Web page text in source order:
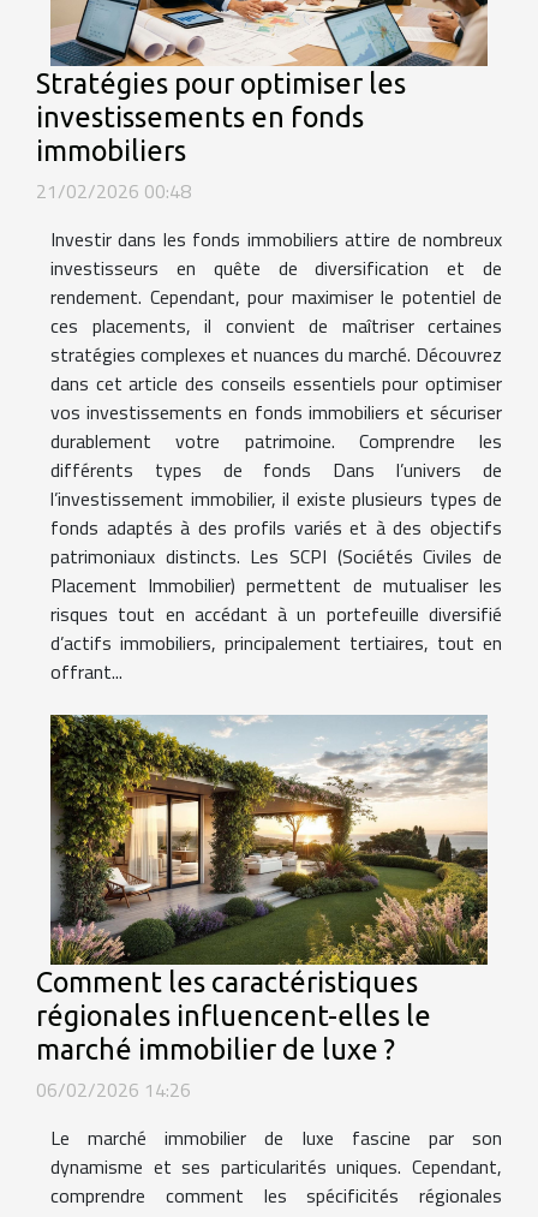
Stratégies pour optimiser les
investissements en fonds
immobiliers
21/02/2026 00:48
Investir dans les fonds immobiliers attire de nombreux
investisseurs en quête de diversification et de
rendement. Cependant, pour maximiser le potentiel de
ces placements, il convient de maîtriser certaines
stratégies complexes et nuances du marché. Découvrez
dans cet article des conseils essentiels pour optimiser
vos investissements en fonds immobiliers et sécuriser
durablement votre patrimoine. Comprendre les
différents types de fonds Dans l’univers de
l’investissement immobilier, il existe plusieurs types de
fonds adaptés à des profils variés et à des objectifs
patrimoniaux distincts. Les SCPI (Sociétés Civiles de
Placement Immobilier) permettent de mutualiser les
risques tout en accédant à un portefeuille diversifié
d’actifs immobiliers, principalement tertiaires, tout en
offrant...
Comment les caractéristiques
régionales influencent-elles le
marché immobilier de luxe ?
06/02/2026 14:26
Le marché immobilier de luxe fascine par son
dynamisme et ses particularités uniques. Cependant,
comprendre comment les spécificités régionales